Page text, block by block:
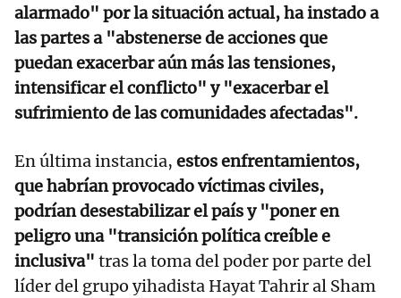
alarmado" por la situación actual, ha instado a
las partes a "abstenerse de acciones que
puedan exacerbar aún más las tensiones,
intensificar el conflicto" y "exacerbar el
sufrimiento de las comunidades afectadas".
En última instancia, estos enfrentamientos,
que habrían provocado víctimas civiles,
podrían desestabilizar el país y "poner en
peligro una "transición política creíble e
inclusiva" tras la toma del poder por parte del
líder del grupo yihadista Hayat Tahrir al Sham